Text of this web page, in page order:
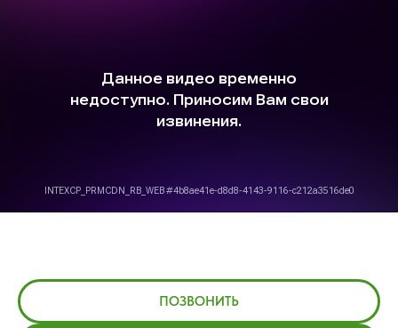
ПОЗВОНИТЬ